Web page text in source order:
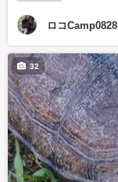
ロコCamp0828
32